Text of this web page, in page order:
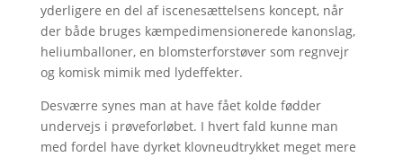
yderligere en del af iscenesættelsens koncept, når
der både bruges kæmpedimensionerede kanonslag,
heliumballoner, en blomsterforstøver som regnvejr
og komisk mimik med lydeffekter.
Desværre synes man at have fået kolde fødder
undervejs i prøveforløbet. I hvert fald kunne man
med fordel have dyrket klovneudtrykket meget mere